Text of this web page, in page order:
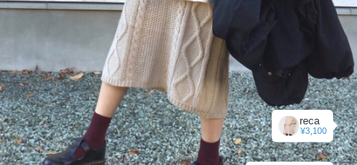
reca
¥3,100